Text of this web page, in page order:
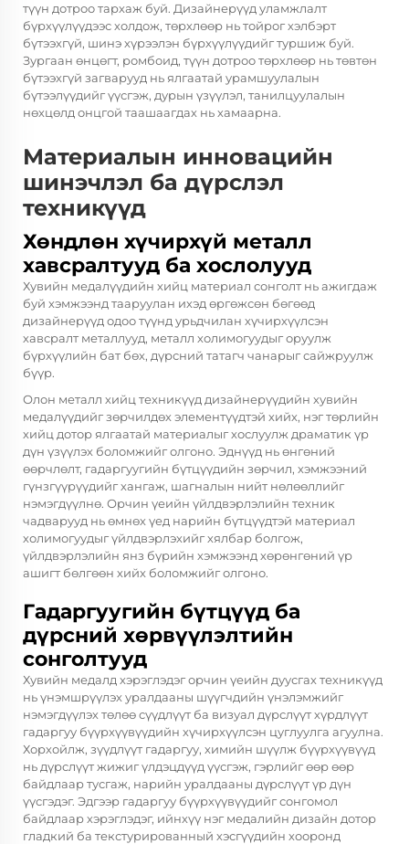
түүн дотроо тархаж буй. Дизайнерүүд уламжлалт
бүрхүүлүүдээс холдож, төрхлөөр нь тойрог хэлбэрт
бүтээхгүй, шинэ хүрээлэн бүрхүүлүүдийг туршиж буй.
Зургаан өнцөгт, ромбоид, түүн дотроо төрхлөөр нь төвтөн
бүтээхгүй загварууд нь ялгаатай урамшуулалын
бүтээлүүдийг үүсгэж, дурын үзүүлэл, танилцуулалын
нөхцөлд онцгой таашаагдах нь хамаарна.
Материалын инновацийн
шинэчлэл ба дүрслэл
техникүүд
Хөндлөн хүчирхүй металл
хавсралтууд ба хослолууд
Хувийн медалүүдийн хийц материал сонголт нь ажигдаж
буй хэмжээнд тааруулан ихэд өргөжсөн бөгөөд
дизайнерүүд одоо түүнд урьдчилан хүчирхүүлсэн
хавсралт металлууд, металл холимогуудыг оруулж
бүрхүүлийн бат бөх, дүрсний татагч чанарыг сайжруулж
бүүр.
Олон металл хийц техникүүд дизайнерүүдийн хувийн
медалүүдийг зөрчилдөх элементүүдтэй хийх, нэг төрлийн
хийц дотор ялгаатай материалыг хослуулж драматик үр
дүн үзүүлэх боломжийг олгоно. Эднүүд нь өнгөний
өөрчлөлт, гадаргуугийн бүтцүүдийн зөрчил, хэмжээний
гүнзгүүрүүдийг хангаж, шагналын нийт нөлөөллийг
нэмэгдүүлнө. Орчин үеийн үйлдвэрлэлийн техник
чадварууд нь өмнөх үед нарийн бүтцүүдтэй материал
холимогуудыг үйлдвэрлэхийг хялбар болгож,
үйлдвэрлэлийн янз бүрийн хэмжээнд хөрөнгөний үр
ашигт бөлгөөн хийх боломжийг олгоно.
Гадаргуугийн бүтцүүд ба
дүрсний хөрвүүлэлтийн
сонголтууд
Хувийн медалд хэрэглэдэг орчин үеийн дуусгах техникүүд
нь үнэмшрүүлэх уралдааны шүүгчдийн үнэлэмжийг
нэмэгдүүлэх төлөө сүүдлүүт ба визуал дүрслүүт хүрдлүүт
гадаргуу бүүрхүүвүүдийн хүчирхүүлсэн цуглуулга агуулна.
Хорхойлж, зүүдлүүт гадаргуу, химийн шүүлж бүүрхүүвүүд
нь дүрслүүт жижиг үлдэцдүүд үүсгэж, гэрлийг өөр өөр
байдлаар тусгаж, нарийн уралдааны дүрслүүт үр дүн
үүсгэдэг. Эдгээр гадаргуу бүүрхүүвүүдийг сонгомол
байдлаар хэрэглэдэг, ийнхүү нэг медалийн дизайн дотор
гладкий ба текстурированный хэсгүүдийн хооронд